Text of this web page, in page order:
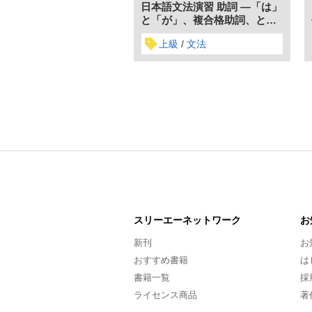
日本語文法演習 助詞 ―「は」
と「が」、複合格助詞、とり
たて助詞など―
上級 文法
スリーエーネットワーク
新刊
おすすめ書籍
書籍一覧
ライセンス商品
お
は
採
著